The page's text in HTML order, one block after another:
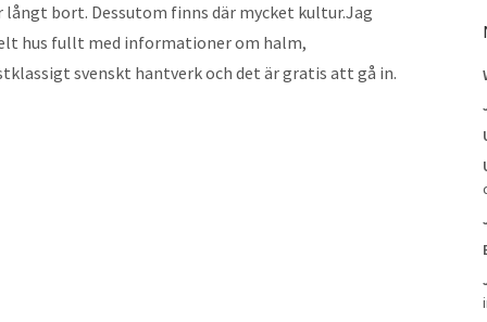
bort. Dessutom finns där mycket kultur.Jag
hus fullt med informationer om halm,
svenskt hantverk och det är gratis att gå in.